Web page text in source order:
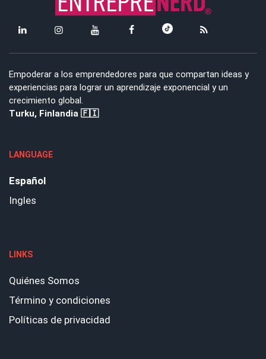
Empoderar a los emprendedores para que compartan ideas y
experiencias para lograr un aprendizaje exponencial y un
crecimiento global.
Turku, Finlandia 🇫🇮
LANGUAGE
Español
Ingles
LINKS
Quiénes Somos
Término y condiciones
Políticas de privacidad